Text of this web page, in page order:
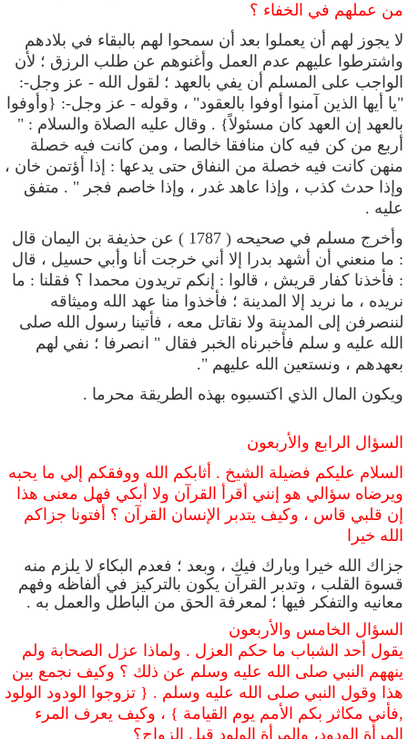
من عملهم في الخفاء ؟
لا يجوز لهم أن يعملوا بعد أن سمحوا لهم بالبقاء في بلادهم
واشترطوا عليهم عدم العمل وأغنوهم عن طلب الرزق ؛ لأن
الواجب على المسلم أن يفي بالعهد ؛ لقول الله - عز وجل-:
"يا أيها الذين آمنوا أوفوا بالعقود" ، وقوله - عز وجل-: {وأوفوا
بالعهد إن العهد كان مسئولاً} . وقال عليه الصلاة والسلام : "
أربع من كن فيه كان منافقا خالصا ، ومن كانت فيه خصلة
منهن كانت فيه خصلة من النفاق حتى يدعها : إذا أؤتمن خان ،
وإذا حدث كذب ، وإذا عاهد غدر ، وإذا خاصم فجر " . متفق
عليه .
وأخرج مسلم في صحيحه ( 1787 )
عن حذيفة بن اليمان قال
: ما منعني أن أشهد بدرا إلا أني خرجت أنا وأبي حسيل ، قال
: فأخذنا كفار قريش ، قالوا : إنكم تريدون محمدا ؟ فقلنا : ما
نريده ، ما نريد إلا المدينة ؛ فأخذوا منا عهد الله وميثاقه
لننصرفن إلى المدينة ولا نقاتل معه ، فأتينا رسول الله صلى
الله عليه و سلم فأخبرناه الخبر فقال " انصرفا ؛ نفي لهم
بعهدهم ، ونستعين الله عليهم ".
ويكون المال الذي اكتسبوه بهذه الطريقة محرما .
السؤال الرابع والأربعون
السلام عليكم فضيلة الشيخ . أثابكم الله ووفقكم إلي ما يحبه
ويرضاه سؤالي هو إنني أقرأ القرآن ولا أبكي فهل معنى هذا
إن قلبي قاس ، وكيف يتدبر الإنسان القرآن ؟ أفتونا جزاكم
الله خيرا
جزاك الله خيرا وبارك فيك ، وبعد ؛ فعدم البكاء لا يلزم منه
قسوة القلب ، وتدبر القرآن يكون بالتركيز في ألفاظه وفهم
معانيه والتفكر فيها ؛ لمعرفة الحق من الباطل والعمل به .
السؤال الخامس والأربعون
يقول أحد الشباب ما حكم العزل . ولماذا عزل الصحابة ولم
ينههم النبي صلى الله عليه وسلم عن ذلك ؟ وكيف نجمع بين
هذا وقول النبي صلى الله عليه وسلم . { تزوجوا الودود الولود
,فأني مكاثر بكم الأمم يوم القيامة } ، وكيف يعرف المرء
المرأة الودود، والمرأة الولود قبل الزواج؟